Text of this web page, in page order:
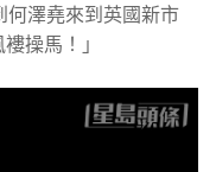
何澤堯來到英國新市
操馬！」